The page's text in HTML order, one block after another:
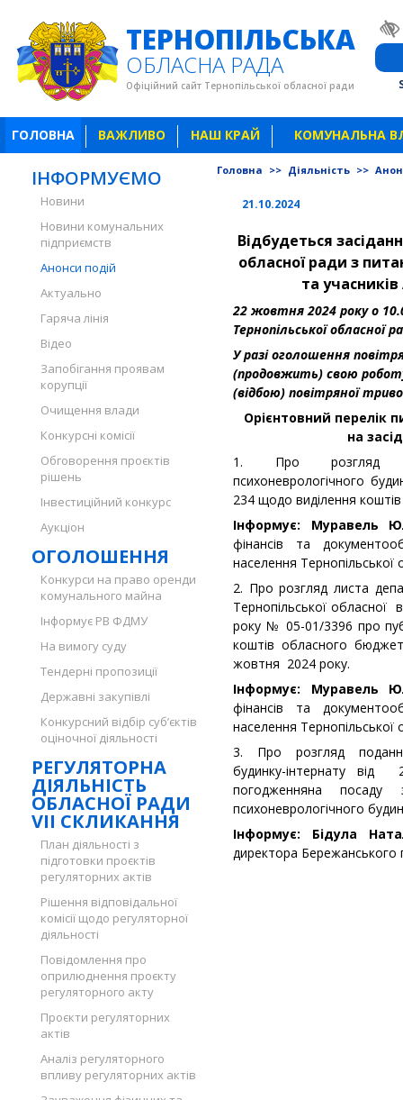
ТЕРНОПІЛЬСЬКА
ОБЛАСНА РАДА
Офіційний сайт Тернопільської обласної ради
ГОЛОВНА ВАЖЛИВО НАШ КРАЙ КОМУНАЛЬНА
ІНФОРМУЄМО
Новини
Новини комунальних
підприємств
Анонси подій
Актуально
Гаряча лінія
Відео
Запобігання проявам
корупції
Очищення влади
Конкурсні комісії
Обговорення проєктів
рішень
Інвестиційний конкурс
Аукціон
ОГОЛОШЕННЯ
Конкурси на право оренди
комунального майна
Інформує РВ ФДМУ
На вимогу суду
Тендерні пропозиції
Державні закупівлі
Конкурсний відбір суб’єктів
оціночної діяльності
РЕГУЛЯТОРНА
ДІЯЛЬНІСТЬ
ОБЛАСНОЇ РАДИ
VII СКЛИКАННЯ
План діяльності з
підготовки проєктів
регуляторних актів
Рішення відповідальної
комісії щодо регуляторної
діяльності
Повідомлення про
оприлюднення проєкту
регуляторного акту
Проєкти регуляторних
актів
Аналіз регуляторного
впливу регуляторних актів
Головна >> Діяльність >>
21.10.2024
Відбудеться
обласної ради з
та
22 жовтня 2024 року о
Тернопільської обласної
У разі оголошення
(продовжить) свою
(відбою) повітряної
Орієнтовний перелік
на
1. Про розгляд
психоневрологічного
234 щодо виділення
Інформує: Муравель
фінансів та
населення Тернопільської
2. Про розгляд листа
Тернопільської обласної
року № 05-01/3396 про
коштів обласного
жовтня 2024 року.
Інформує: Муравель
фінансів та
населення Тернопільської
3. Про розгляд подання
будинку-інтернату від
погодженняна посаду
психоневрологічного
Інформує: Бідула
директора Бережанського